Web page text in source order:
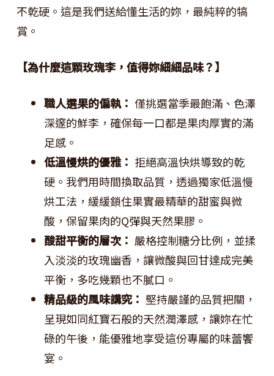
不乾硬。這是我們送給懂生活的妳，最純粹的犒
賞。
【為什麼這顆玫瑰李，值得妳細細品味？】
職人選果的偏執： 僅挑選當季最飽滿、色澤
深邃的鮮李，確保每一口都是果肉厚實的滿
足感。
低溫慢烘的優雅： 拒絕高溫快烘導致的乾
硬。我們用時間換取品質，透過獨家低溫慢
烘工法，緩緩鎖住果實最精華的甜蜜與微
酸，保留果肉的Q彈與天然果膠。
酸甜平衡的層次： 嚴格控制糖分比例，並揉
入淡淡的玫瑰幽香，讓微酸與回甘達成完美
平衡，多吃幾顆也不膩口。
精品級的風味講究： 堅持嚴謹的品質把關，
呈現如同紅寶石般的天然潤澤感，讓妳在忙
碌的午後，能優雅地享受這份專屬的味蕾饗
宴。